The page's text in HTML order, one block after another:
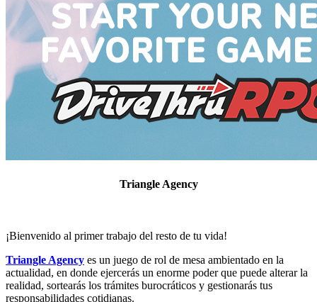
Triangle Agency
¡Bienvenido al primer trabajo del resto de tu vida!
Triangle Agency es un juego de rol de mesa ambientado en la
actualidad, en donde ejercerás un enorme poder que puede alterar la
realidad, sortearás los trámites burocráticos y gestionarás tus
responsabilidades cotidianas.